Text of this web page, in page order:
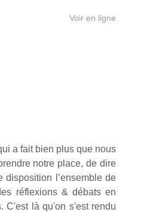
Voir en ligne
a fait bien plus que nous
notre place, de dire
l’ensemble de
réflexions & débats en
C'est là qu'on s'est rendu